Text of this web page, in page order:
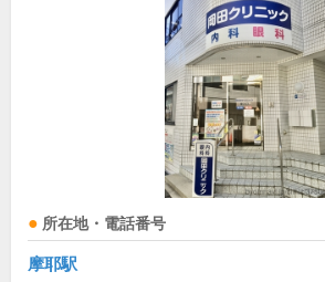
所在地・電話番号
摩耶駅